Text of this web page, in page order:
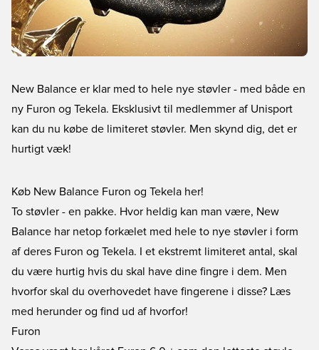
New Balance er klar med to hele nye støvler - med både en
ny Furon og Tekela. Eksklusivt til medlemmer af Unisport
kan du nu købe de limiteret støvler. Men skynd dig, det er
hurtigt væk!
Køb New Balance Furon og Tekela her!
To støvler - en pakke. Hvor heldig kan man være, New
Balance har netop forkælet med hele to nye støvler i form
af deres Furon og Tekela. I et ekstremt limiteret antal, skal
du være hurtig hvis du skal have dine fingre i dem. Men
hvorfor skal du overhovedet have fingerene i disse? Læs
med herunder og find ud af hvorfor!
Furon